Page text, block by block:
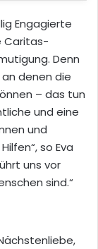
Engagierte
Caritas-
Denn
denen die
– das tun
und eine
und
so Eva
uns vor
sind.“